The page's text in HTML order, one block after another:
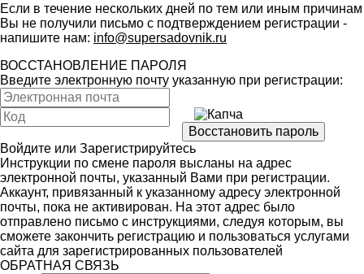
Если в течение нескольких дней по тем или иным причинам
Вы не получили письмо с подтверждением регистрации -
напишите нам: info@supersadovnik.ru
ВОССТАНОВЛЕНИЕ ПАРОЛЯ
Введите электронную почту указанную при регистрации:
Войдите или Зарегистрируйтесь
Инструкции по смене пароля высланы на адрес
электронной почты, указанный Вами при регистрации.
Аккаунт, привязанный к указанному адресу электронной
почты, пока не активирован. На этот адрес было
отправлено письмо с инструкциями, следуя которым, вы
сможете закончить регистрацию и пользоваться услугами
сайта для зарегистрированных пользователей
ОБРАТНАЯ СВЯЗЬ